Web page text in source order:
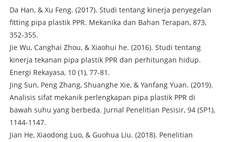
Da Han, & Xu Feng. (2017). Studi tentang kinerja penyegelan
fitting pipa plastik PPR. Mekanika dan Bahan Terapan, 873,
352-355.
Jie Wu, Canghai Zhou, & Xiaohui he. (2016). Studi tentang
kinerja tekanan pipa plastik PPR dan perhitungan hidup.
Energi Rekayasa, 10 (1), 77-81.
Jing Sun, Peng Zhang, Shuanghe Xie, & Yanfang Yuan. (2019).
Analisis sifat mekanik perlengkapan pipa plastik PPR di
bawah suhu yang berbeda. Jurnal Penelitian Pesisir, 94 (SP1),
1144-1147.
Jian He, Xiaodong Luo, & Guohua Liu. (2018). Penelitian